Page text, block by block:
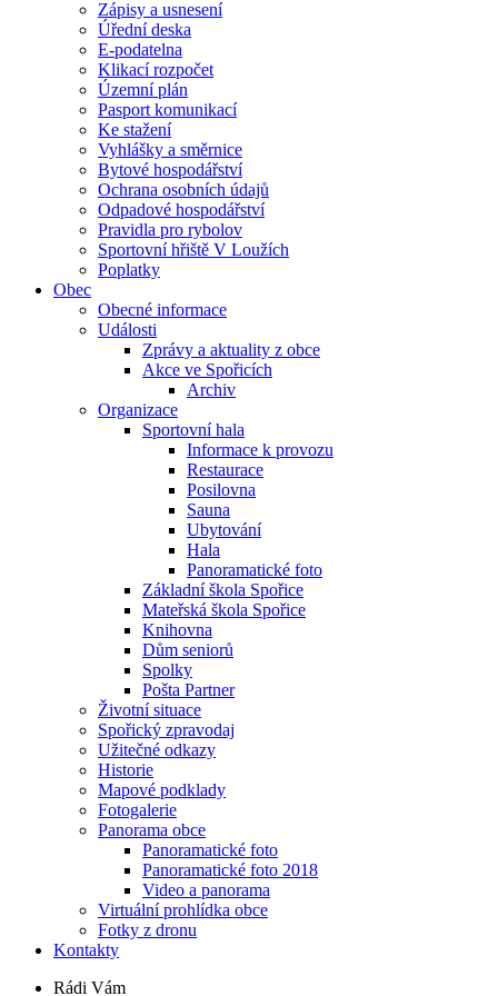
Zápisy a usnesení
Úřední deska
E-podatelna
Klikací rozpočet
Územní plán
Pasport komunikací
Ke stažení
Vyhlášky a směrnice
Bytové hospodářství
Ochrana osobních údajů
Odpadové hospodářství
Pravidla pro rybolov
Sportovní hřiště V Loužích
Poplatky
Obec
Obecné informace
Události
Zprávy a aktuality z obce
Akce ve Spořicích
Archiv
Organizace
Sportovní hala
Informace k provozu
Restaurace
Posilovna
Sauna
Ubytování
Hala
Panoramatické foto
Základní škola Spořice
Mateřská škola Spořice
Knihovna
Dům seniorů
Spolky
Pošta Partner
Životní situace
Spořický zpravodaj
Užitečné odkazy
Historie
Mapové podklady
Fotogalerie
Panorama obce
Panoramatické foto
Panoramatické foto 2018
Video a panorama
Virtuální prohlídka obce
Fotky z dronu
Kontakty
Rádi Vám